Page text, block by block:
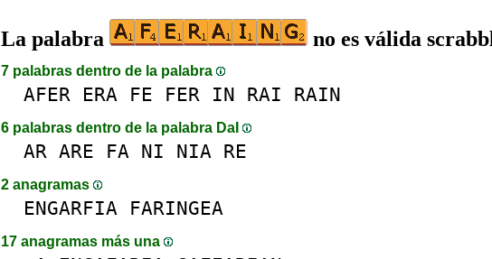
La palabra no es válida
7 palabras dentro de la palabra
AFER ERA FE FER IN RAI RAIN
6 palabras dentro de la palabra DaI
AR ARE FA NI NIA RE
2 anagramas
ENGARFIA FARINGEA
17 anagramas más una